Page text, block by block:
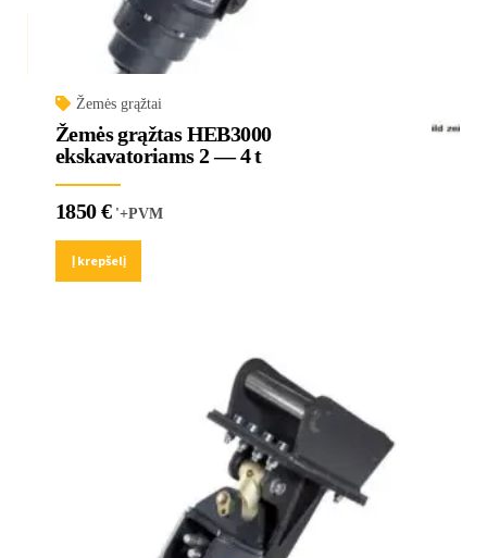
Žemės grąžtai
Žemės grąžtas HEB3000
ekskavatoriams 2 — 4 t
1850€'+PVM
Į krepšelį